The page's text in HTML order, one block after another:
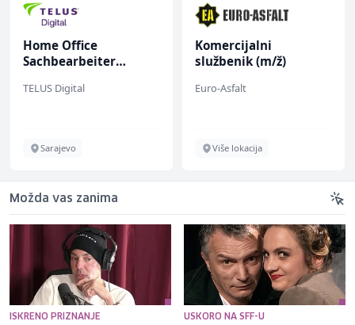
Home Office
Sachbearbeiter
bekannten deutschen
TELUS Digital
Sarajevo
Komercijalni
službenik (m/ž)
Euro-Asfalt
Više lokacija
Možda vas zanima
ISKRENO PRIZNANJE USKORO NA SFF-U